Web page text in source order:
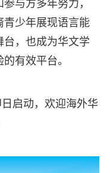
与方多年努力，
青少年展现语言能
台，也成为华文学
有效平台。
启动，欢迎海外华